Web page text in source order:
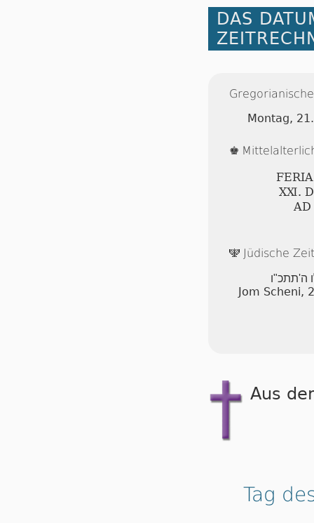
DAS
Montag,
♚
ⅩⅪ.
🕎 Jüdische
ה'תתכ"ו
Jom Scheni,
Aus
Tag